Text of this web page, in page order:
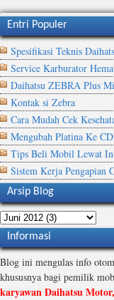
Entri Populer
Spesifikasi Teknis
Service Karburator
Daihatsu ZEBRA Plus
Kontak si Zebra
Cara Mudah Cek
Mengubah Platina Ke
Tips Beli Mobil Lewat
Sistem Kerja Pengapian
Arsip Blog
Informasi
Blog ini mengulas info
khususnya bagi pemilik
karyawan Daihatsu